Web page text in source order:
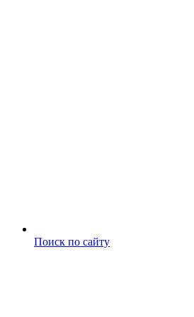
Поиск по сайту